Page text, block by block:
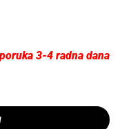
3-4 radna dana
DO 2003 količina